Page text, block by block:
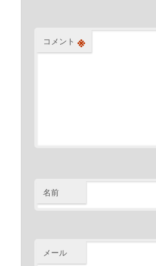
コメント ※
名前
メール